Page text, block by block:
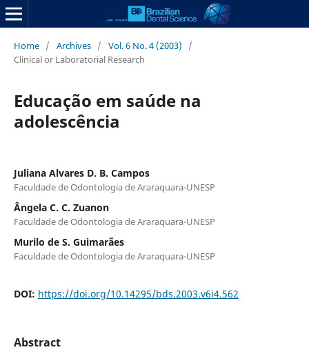
Home / Archives / Vol. 6 No. 4 (2003)
/
Clinical or Laboratorial Research
Educação em saúde na
adolescência
Juliana Alvares D. B. Campos
Faculdade de Odontologia de Araraquara-UNESP
Ângela C. C. Zuanon
Faculdade de Odontologia de Araraquara-UNESP
Murilo de S. Guimarães
Faculdade de Odontologia de Araraquara-UNESP
DOI: https://doi.org/10.14295/bds.2003.v6i4.562
Abstract